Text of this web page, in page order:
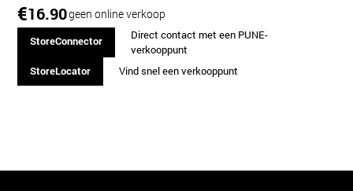
€16.90geen online verkoop
StoreConnector
Direct contact met een PUNE-
verkooppunt
StoreLocator
Vind snel een verkooppunt